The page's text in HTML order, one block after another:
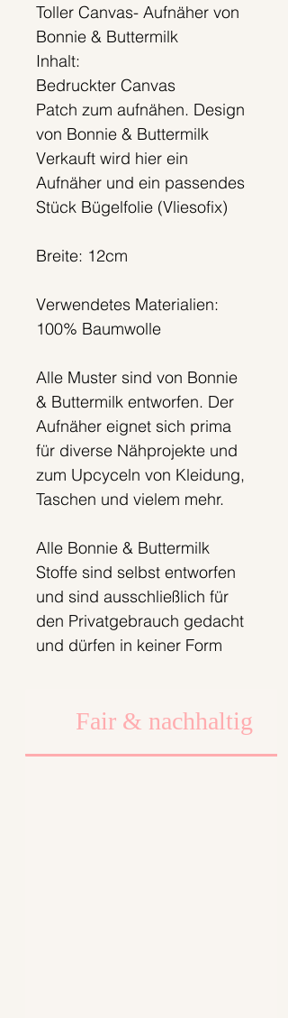
Toller Canvas- Aufnäher von
Bonnie & Buttermilk
Inhalt:
Bedruckter Canvas
Patch zum aufnähen. Design
von Bonnie & Buttermilk
Verkauft wird hier ein
Aufnäher und ein passendes
Stück Bügelfolie (Vliesofix)
Breite: 12cm
Verwendetes Materialien:
100% Baumwolle
Alle Muster sind von Bonnie
& Buttermilk entworfen. Der
Aufnäher eignet sich prima
für diverse Nähprojekte und
zum Upcyceln von Kleidung,
Taschen und vielem mehr.
Alle Bonnie & Buttermilk
Stoffe sind selbst entworfen
und sind ausschließlich für
den Privatgebrauch gedacht
und dürfen in keiner Form
Fair & nachhaltig